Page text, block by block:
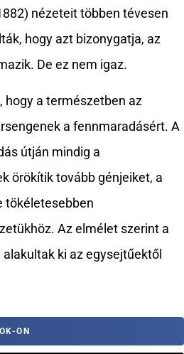
nézeteit többen tévesen
hogy azt bizonygatja, az
De ez nem igaz.
hogy a természetben az
a fennmaradásért. A
útján mindig a
örökítik tovább génjeiket, a
tökéletesebben
Az elmélet szerint a
ki az egysejtűektől
ON